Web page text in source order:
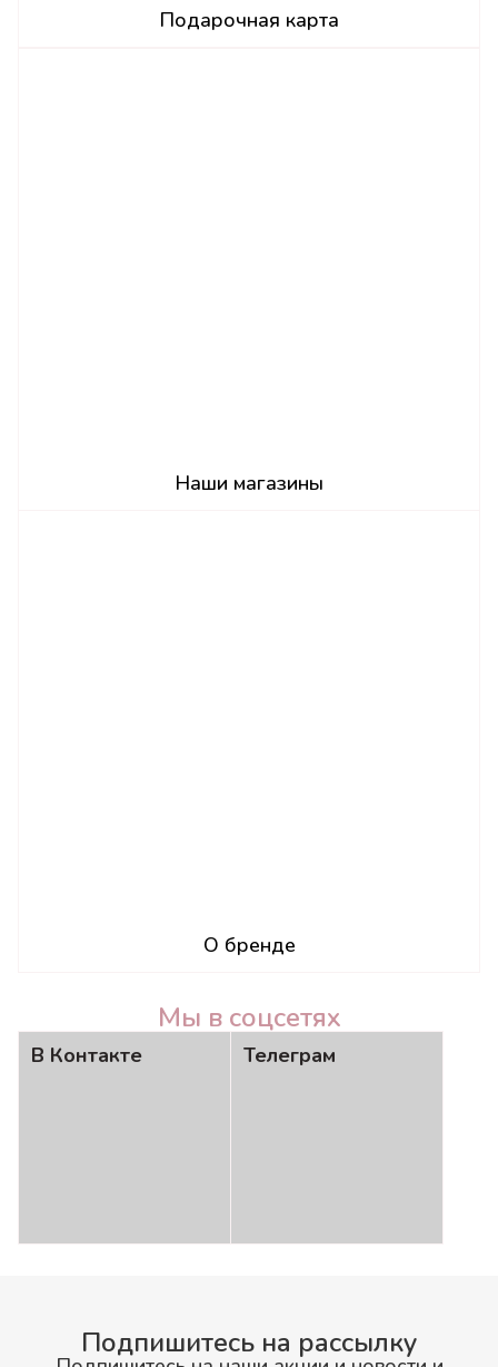
Подарочная карта
Наши магазины
О бренде
Мы в соцсетях
В Контакте Телеграм
Подпишитесь на рассылку